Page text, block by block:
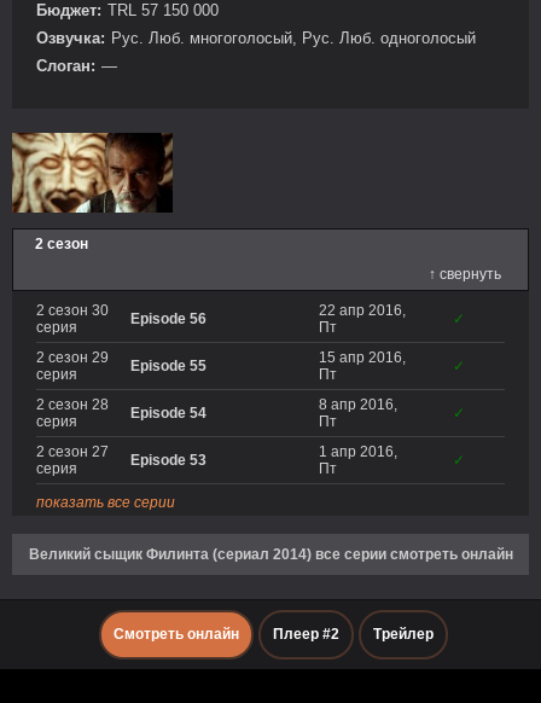
Бюджет: TRL 57 150 000
Озвучка: Рус. Люб. многоголосый, Рус. Люб. одноголосый
Слоган: —
2 сезон
↑ свернуть
2 сезон 30
серия
Episode 56
22 апр 2016,
Пт
✓
2 сезон 29
серия
Episode 55
15 апр 2016,
Пт
✓
2 сезон 28
серия
Episode 54
8 апр 2016,
Пт
✓
2 сезон 27
серия
Episode 53
1 апр 2016,
Пт
✓
показать все серии
Великий сыщик Филинта (сериал 2014) все серии смотреть онлайн
Смотреть онлайн Плеер #2 Трейлер